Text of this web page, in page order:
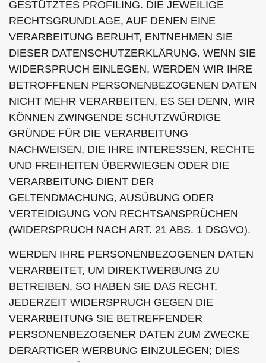
GESTÜTZTES PROFILING. DIE JEWEILIGE
RECHTSGRUNDLAGE, AUF DENEN EINE
VERARBEITUNG BERUHT, ENTNEHMEN SIE
DIESER DATENSCHUTZERKLÄRUNG. WENN SIE
WIDERSPRUCH EINLEGEN, WERDEN WIR IHRE
BETROFFENEN PERSONENBEZOGENEN DATEN
NICHT MEHR VERARBEITEN, ES SEI DENN, WIR
KÖNNEN ZWINGENDE SCHUTZWÜRDIGE
GRÜNDE FÜR DIE VERARBEITUNG
NACHWEISEN, DIE IHRE INTERESSEN, RECHTE
UND FREIHEITEN ÜBERWIEGEN ODER DIE
VERARBEITUNG DIENT DER
GELTENDMACHUNG, AUSÜBUNG ODER
VERTEIDIGUNG VON RECHTSANSPRÜCHEN
(WIDERSPRUCH NACH ART. 21 ABS. 1 DSGVO).
WERDEN IHRE PERSONENBEZOGENEN DATEN
VERARBEITET, UM DIREKTWERBUNG ZU
BETREIBEN, SO HABEN SIE DAS RECHT,
JEDERZEIT WIDERSPRUCH GEGEN DIE
VERARBEITUNG SIE BETREFFENDER
PERSONENBEZOGENER DATEN ZUM ZWECKE
DERARTIGER WERBUNG EINZULEGEN; DIES